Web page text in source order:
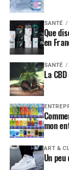
SANTÉ
Que
en
SANTÉ
La
mon
ART &
Un